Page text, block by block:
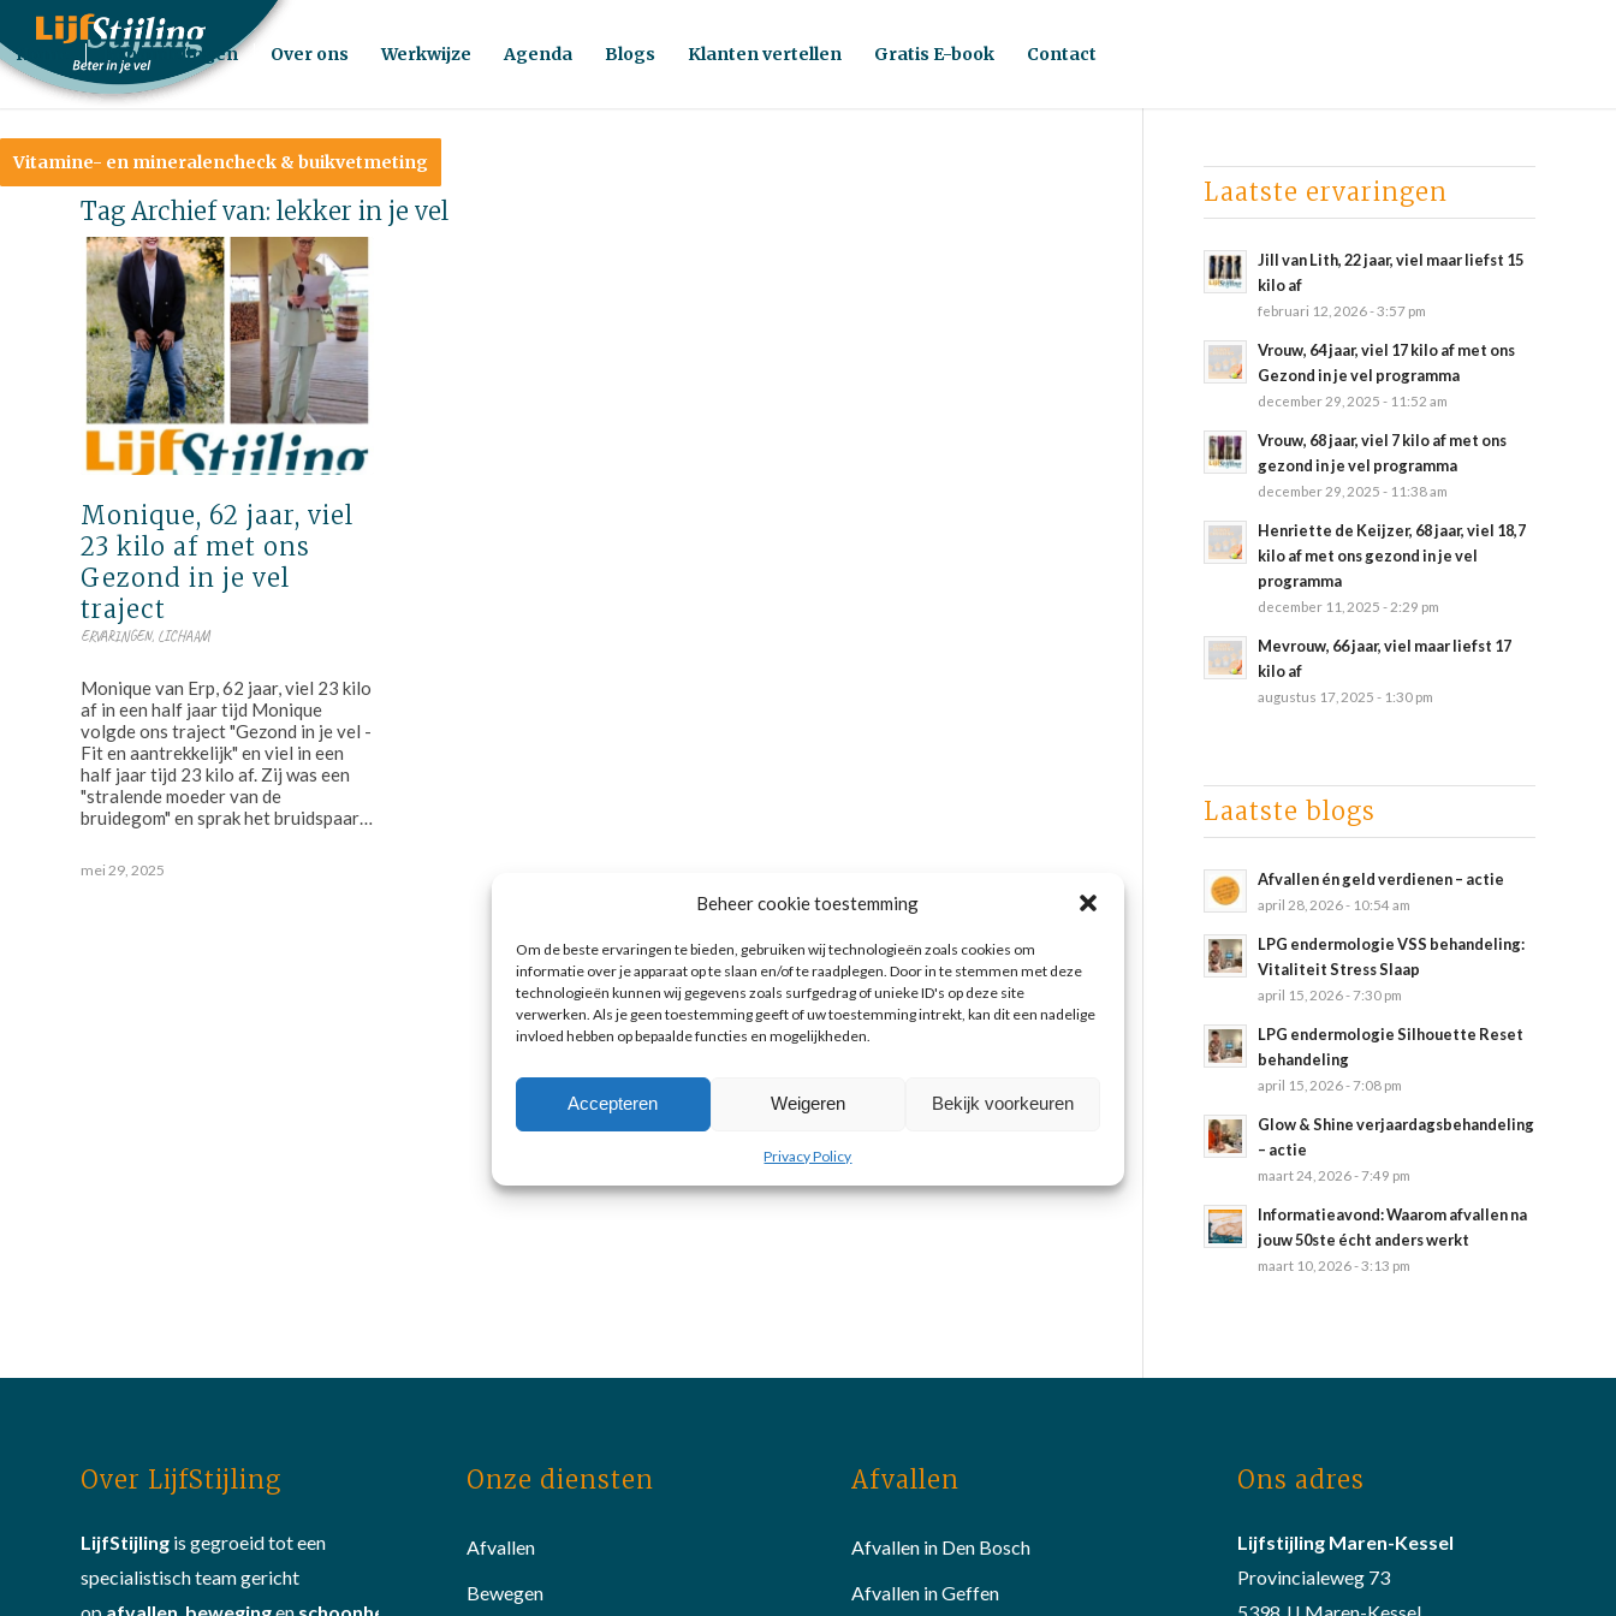
Beheer cookie toestemming
Om de beste ervaringen te bieden, gebruiken wij technologieën zoals cookies om
informatie over je apparaat op te slaan en/of te raadplegen. Door in te stemmen met deze
technologieën kunnen wij gegevens zoals surfgedrag of unieke ID's op deze site
verwerken. Als je geen toestemming geeft of uw toestemming intrekt, kan dit een nadelige
invloed hebben op bepaalde functies en mogelijkheden.
Accepteren Weigeren Bekijk voorkeuren
Privacy Policy
Home Behandelingen Over ons Werkwijze Agenda Blogs Klanten vertellen Gratis E-book Contact
Vitamine- en mineralencheck & buikvetmeting
Tag Archief van: lekker in je vel
Monique, 62 jaar, viel
23 kilo af met ons
Gezond in je vel
traject
ERVARINGEN, LICHAAM
Monique van Erp, 62 jaar, viel 23 kilo
af in een half jaar tijd Monique
volgde ons traject "Gezond in je vel -
Fit en aantrekkelijk" en viel in een
half jaar tijd 23 kilo af. Zij was een
"stralende moeder van de
bruidegom" en sprak het bruidspaar…
mei 29, 2025
Laatste ervaringen
Jill van Lith, 22 jaar, viel maar liefst 15
kilo af
februari 12, 2026 - 3:57 pm
Vrouw, 64 jaar, viel 17 kilo af met ons
Gezond in je vel programma
december 29, 2025 - 11:52 am
Vrouw, 68 jaar, viel 7 kilo af met ons
gezond in je vel programma
december 29, 2025 - 11:38 am
Henriette de Keijzer, 68 jaar, viel 18,7
kilo af met ons gezond in je vel
programma
december 11, 2025 - 2:29 pm
Mevrouw, 66 jaar, viel maar liefst 17
kilo af
augustus 17, 2025 - 1:30 pm
Laatste blogs
Afvallen én geld verdienen – actie
april 28, 2026 - 10:54 am
LPG endermologie VSS behandeling:
Vitaliteit Stress Slaap
april 15, 2026 - 7:30 pm
LPG endermologie Silhouette Reset
behandeling
april 15, 2026 - 7:08 pm
Glow & Shine verjaardagsbehandeling
– actie
maart 24, 2026 - 7:49 pm
Informatieavond: Waarom afvallen na
jouw 50ste écht anders werkt
maart 10, 2026 - 3:13 pm
Over LijfStijling
LijfStijling is gegroeid tot een
specialistisch team gericht
Onze diensten
Afvallen
Bewegen
Afvallen
Afvallen in Den Bosch
Afvallen in Geffen
Ons adres
Lijfstijling Maren-Kessel
Provincialeweg 73